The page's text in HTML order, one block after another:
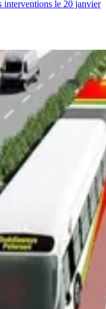
interventions le 20 janvier